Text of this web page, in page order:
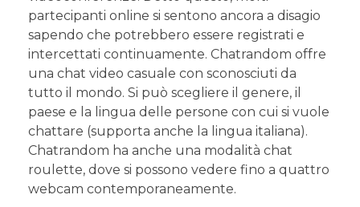
partecipanti online si sentono ancora a disagio
sapendo che potrebbero essere registrati e
intercettati continuamente. Chatrandom offre
una chat video casuale con sconosciuti da
tutto il mondo. Si può scegliere il genere, il
paese e la lingua delle persone con cui si vuole
chattare (supporta anche la lingua italiana).
Chatrandom ha anche una modalità chat
roulette, dove si possono vedere fino a quattro
webcam contemporaneamente.